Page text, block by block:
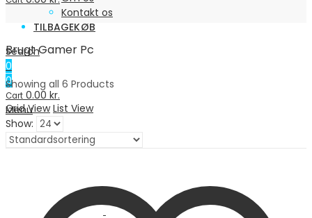
Kontakt os
TILBAGEKØB
Search
0
0
Cart 0.00 kr.
Menu
Brugt Gamer Pc
Showing all 6 Products
Grid View List View
Show: